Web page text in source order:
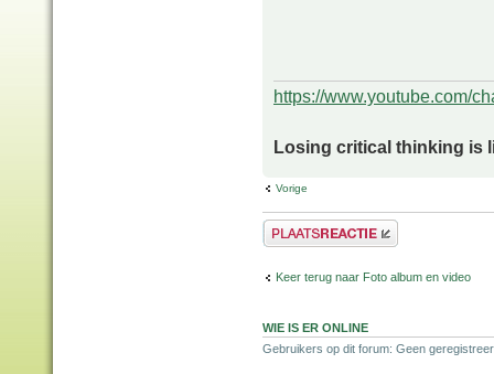
https://www.youtube.com/
Losing critical thinking is
Vorige
Plaats een reactie
Keer terug naar Foto album en video
WIE IS ER ONLINE
Gebruikers op dit forum: Geen